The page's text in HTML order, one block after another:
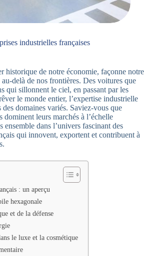
industrielles françaises
historique de notre économie, façonne notre
delà de nos frontières. Des voitures que
qui sillonnent le ciel, en passant par les
le monde entier, l’expertise industrielle
des domaines variés. Saviez-vous que
dominent leurs marchés à l’échelle
ensemble dans l’univers fascinant des
qui innovent, exportent et contribuent à
: un aperçu
hexagonale
et de la défense
le luxe et la cosmétique